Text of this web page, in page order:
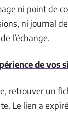
ni point de
ni journal
l’échange.
de vos
retrouver un
Le lien a